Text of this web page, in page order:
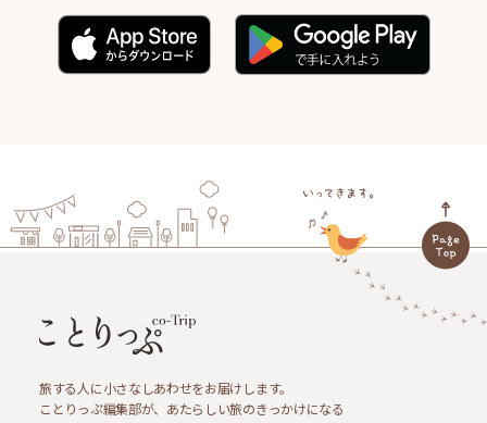
旅する人に小さなしあわせをお届けします。
ことりっぷ編集部が、あたらしい旅のきっかけになる